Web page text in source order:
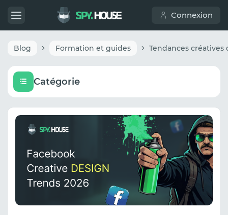
Connexion
Blog Formation et guides
Catégorie